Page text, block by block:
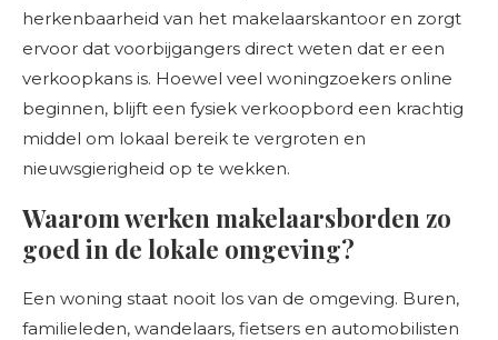
herkenbaarheid van het makelaarskantoor en zorgt
ervoor dat voorbijgangers direct weten dat er een
verkoopkans is. Hoewel veel woningzoekers online
beginnen, blijft een fysiek verkoopbord een krachtig
middel om lokaal bereik te vergroten en
nieuwsgierigheid op te wekken.
Waarom werken makelaarsborden zo
goed in de lokale omgeving?
Een woning staat nooit los van de omgeving. Buren,
familieleden, wandelaars, fietsers en automobilisten